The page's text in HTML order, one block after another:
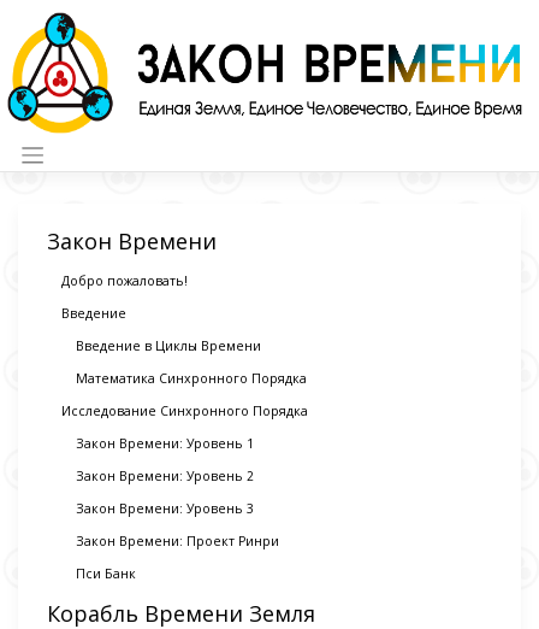
content
Закон Времени
Добро пожаловать!
Введение
Введение в Циклы Времени
Математика Синхронного Порядка
Исследование Синхронного Порядка
Закон Времени: Уровень 1
Закон Времени: Уровень 2
Закон Времени: Уровень 3
Закон Времени: Проект Ринри
Пси Банк
Корабль Времени Земля